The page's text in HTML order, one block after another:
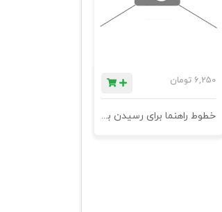
6,250 تومان
خطوط راهنما برای رسیدن به شکایات در سازمان ها